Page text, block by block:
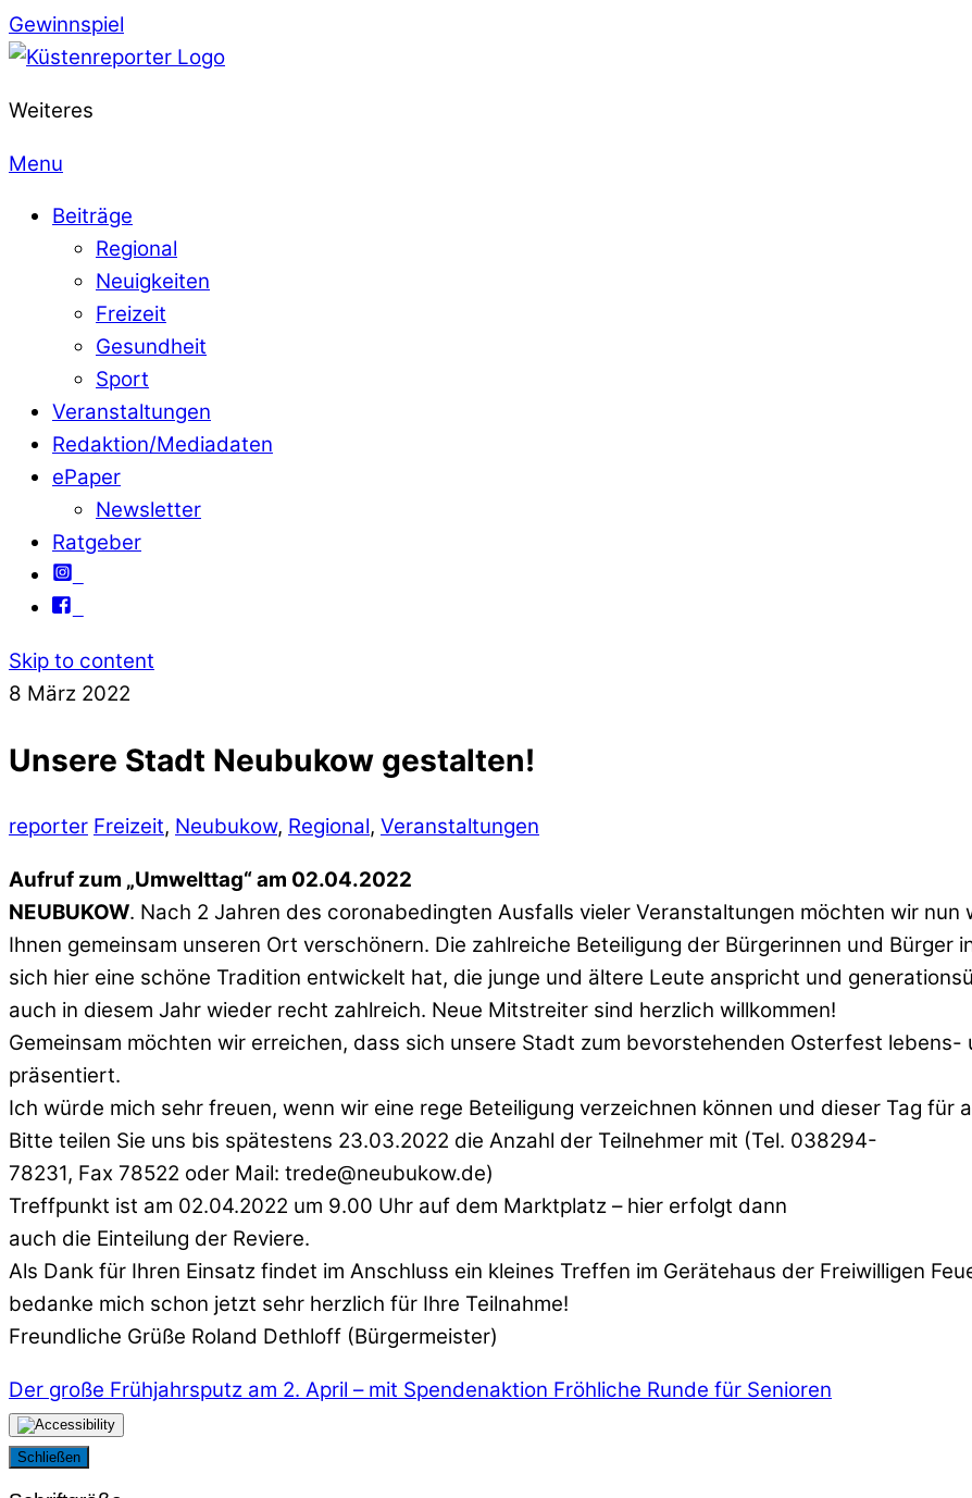
Gewinnspiel
Weiteres
Menu
Beiträge
Regional
Neuigkeiten
Freizeit
Gesundheit
Sport
Veranstaltungen
Redaktion/Mediadaten
ePaper
Newsletter
Ratgeber
Skip to content
8 März 2022
Unsere Stadt Neubukow gestalten!
reporter Freizeit, Neubukow, Regional, Veranstaltungen
Aufruf zum „Umwelttag“ am 02.04.2022
NEUBUKOW. Nach 2 Jahren des coronabedingten Ausfalls vieler Veranstaltungen möchten wir
Ihnen gemeinsam unseren Ort verschönern. Die zahlreiche Beteiligung der Bürgerinnen und Bürger
sich hier eine schöne Tradition entwickelt hat, die junge und ältere Leute anspricht und
auch in diesem Jahr wieder recht zahlreich. Neue Mitstreiter sind herzlich willkommen!
Gemeinsam möchten wir erreichen, dass sich unsere Stadt zum bevorstehenden Osterfest
präsentiert.
Ich würde mich sehr freuen, wenn wir eine rege Beteiligung verzeichnen können und dieser Tag für
Bitte teilen Sie uns bis spätestens 23.03.2022 die Anzahl der Teilnehmer mit (Tel. 038294-
78231, Fax 78522 oder Mail: trede@neubukow.de)
Treffpunkt ist am 02.04.2022 um 9.00 Uhr auf dem Marktplatz – hier erfolgt dann
auch die Einteilung der Reviere.
Als Dank für Ihren Einsatz findet im Anschluss ein kleines Treffen im Gerätehaus der Freiwilligen
bedanke mich schon jetzt sehr herzlich für Ihre Teilnahme!
Freundliche Grüße Roland Dethloff (Bürgermeister)
Der große Frühjahrsputz am 2. April – mit Spendenaktion Fröhliche Runde für Senioren
Schließen